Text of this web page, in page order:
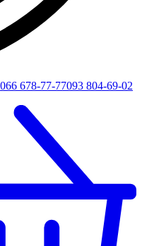
066 678-77-77093 804-69-02